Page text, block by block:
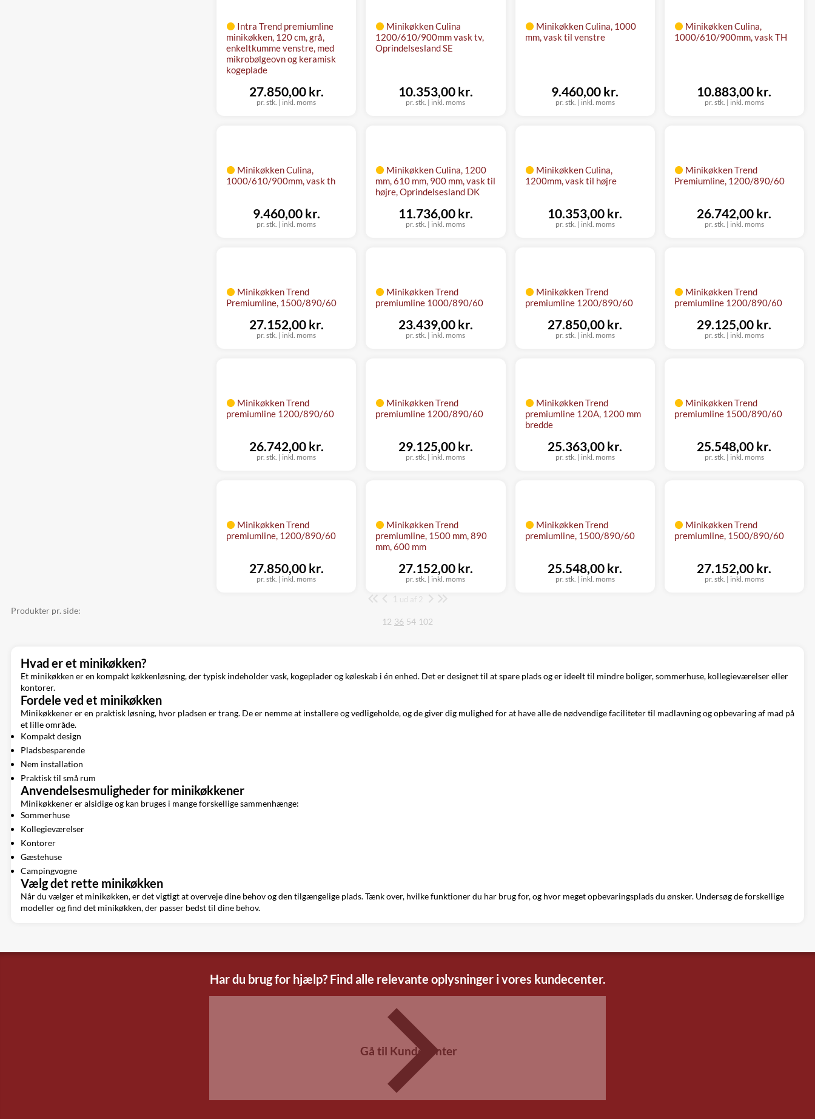
Intra Trend premiumline
minikøkken, 120 cm, grå,
enkeltkumme venstre, med
mikrobølgeovn og keramisk
kogeplade
pr. stk. | inkl. moms
27.850,00 kr.
Minikøkken Culina
1200/610/900mm vask tv,
Oprindelsesland SE
pr. stk. | inkl. moms
10.353,00 kr.
Minikøkken Culina, 1000
mm, vask til venstre
pr. stk. | inkl. moms
9.460,00 kr.
Minikøkken Culina,
1000/610/900mm, vask TH
pr. stk. | inkl. moms
10.883,00 kr.
Minikøkken Culina,
1000/610/900mm, vask th
pr. stk. | inkl. moms
9.460,00 kr.
Minikøkken Culina, 1200
mm, 610 mm, 900 mm, vask til
højre, Oprindelsesland DK
pr. stk. | inkl. moms
11.736,00 kr.
Minikøkken Culina,
1200mm, vask til højre
pr. stk. | inkl. moms
10.353,00 kr.
Minikøkken Trend
Premiumline, 1200/890/60
pr. stk. | inkl. moms
26.742,00 kr.
Minikøkken Trend
Premiumline, 1500/890/60
pr. stk. | inkl. moms
27.152,00 kr.
Minikøkken Trend
premiumline 1000/890/60
pr. stk. | inkl. moms
23.439,00 kr.
Minikøkken Trend
premiumline 1200/890/60
pr. stk. | inkl. moms
27.850,00 kr.
Minikøkken Trend
premiumline 1200/890/60
pr. stk. | inkl. moms
29.125,00 kr.
Minikøkken Trend
premiumline 1200/890/60
pr. stk. | inkl. moms
26.742,00 kr.
Minikøkken Trend
premiumline 1200/890/60
pr. stk. | inkl. moms
29.125,00 kr.
Minikøkken Trend
premiumline 120A, 1200 mm
bredde
pr. stk. | inkl. moms
25.363,00 kr.
Minikøkken Trend
premiumline 1500/890/60
pr. stk. | inkl. moms
25.548,00 kr.
Minikøkken Trend
premiumline, 1200/890/60
pr. stk. | inkl. moms
27.850,00 kr.
Minikøkken Trend
premiumline, 1500 mm, 890
mm, 600 mm
pr. stk. | inkl. moms
27.152,00 kr.
Minikøkken Trend
premiumline, 1500/890/60
pr. stk. | inkl. moms
25.548,00 kr.
Minikøkken Trend
premiumline, 1500/890/60
pr. stk. | inkl. moms
27.152,00 kr.
Side
ud af 2
Produkter pr. side:
12 36 54 102
Hvad er et minikøkken?
Et minikøkken er en kompakt køkkenløsning, der typisk indeholder vask, kogeplader og køleskab i én enhed. Det er designet til at spare plads og er ideelt til mindre boliger, sommerhuse, kollegieværelser eller
kontorer.
Fordele ved et minikøkken
Minikøkkener er en praktisk løsning, hvor pladsen er trang. De er nemme at installere og vedligeholde, og de giver dig mulighed for at have alle de nødvendige faciliteter til madlavning og opbevaring af mad på
et lille område.
Kompakt design
Pladsbesparende
Nem installation
Praktisk til små rum
Anvendelsesmuligheder for minikøkkener
Minikøkkener er alsidige og kan bruges i mange forskellige sammenhænge:
Sommerhuse
Kollegieværelser
Kontorer
Gæstehuse
Campingvogne
Vælg det rette minikøkken
Når du vælger et minikøkken, er det vigtigt at overveje dine behov og den tilgængelige plads. Tænk over, hvilke funktioner du har brug for, og hvor meget opbevaringsplads du ønsker. Undersøg de forskellige
modeller og find det minikøkken, der passer bedst til dine behov.
Har du brug for hjælp? Find alle relevante oplysninger i vores kundecenter.
Gå til Kundecenter